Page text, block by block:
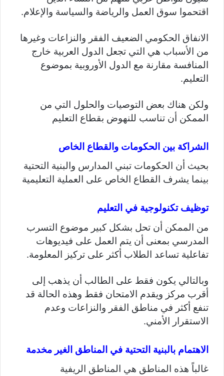
اقتحموا سوق العمل والرياضة والسياسة والإعلام.
الانفاق الحكومي الضعيف الفقر والنزاعات وغيرها
من الأسباب هي التي تجعل الدول العربية خارج
المنافسة مقارنة مع الدول الأوروبية بموضوع
التعليم.
ولكن هناك بعض التوصيات والحلول التي من
الممكن أن تناسب للنهوض بقطاع التعليم
الشراكة بين الحكومات والقطاع الخاص
بحيث أن الحكومات تبني المدارس والبنية التحتية
بينما يشرف القطاع الخاص على العملية التعليمية
توظيف تكنولوجية في التعليم
من الممكن أن تحل بشكل كبير موضوع التسرب
المدرسي بمعنى أن يتم العمل على فيديوهات
تفاعلية تساعد الطلاب أكثر على تركيز المعلومة.
وبالتالي يكون فقط على الطالب أن يذهب إلى
أقرب مركز ويقدم الامتحان فقط وهذه الحالة قد
تنفع أكثر في مناطق الفقر والنزاعات وعدم
الاستقرار الأمني.
الاهتمام بالبنية التحتية في المناطق الغير مخدمة
غالباً هذه المناطق هي المناطق الريفية